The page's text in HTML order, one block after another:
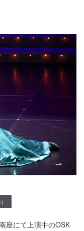
座にて上演中のOSK